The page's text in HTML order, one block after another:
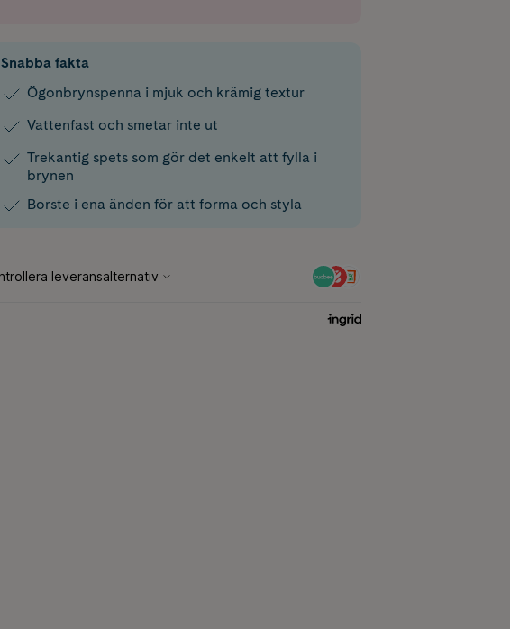
Snabba fakta
Ögonbrynspenna i mjuk och krämig textur
Vattenfast och smetar inte ut
Trekantig spets som gör det enkelt att fylla i
brynen
Borste i ena änden för att forma och styla